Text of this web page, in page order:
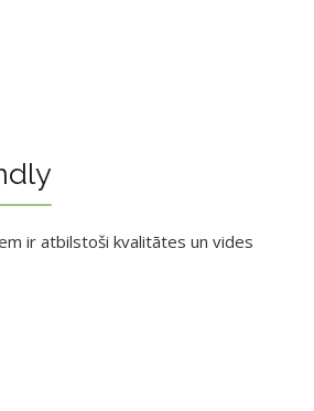
ir atbilstoši kvalitātes un vides